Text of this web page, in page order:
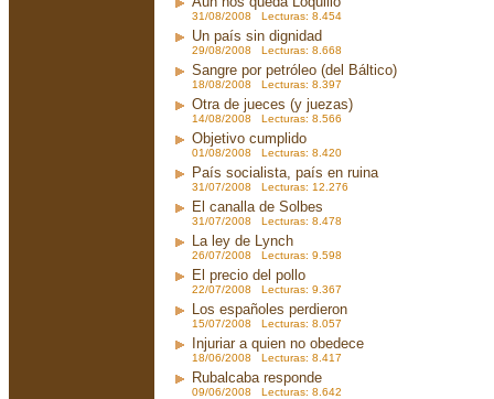
31/08/2008 Lecturas: 8.454
Un país sin dignidad
29/08/2008 Lecturas: 8.668
Sangre por petróleo (del Báltico)
18/08/2008 Lecturas: 8.397
Otra de jueces (y juezas)
14/08/2008 Lecturas: 8.566
Objetivo cumplido
01/08/2008 Lecturas: 8.420
País socialista, país en ruina
31/07/2008 Lecturas: 12.276
El canalla de Solbes
31/07/2008 Lecturas: 8.478
La ley de Lynch
26/07/2008 Lecturas: 9.598
El precio del pollo
22/07/2008 Lecturas: 9.367
Los españoles perdieron
15/07/2008 Lecturas: 8.057
Injuriar a quien no obedece
18/06/2008 Lecturas: 8.417
Rubalcaba responde
09/06/2008 Lecturas: 8.642